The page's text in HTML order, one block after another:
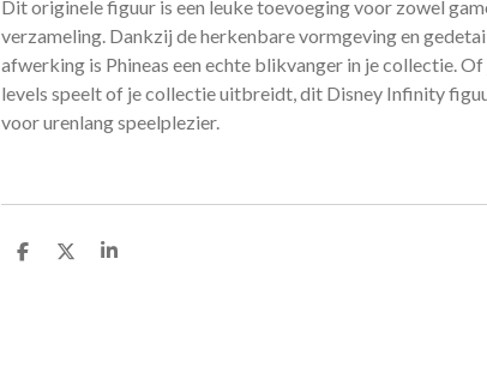
Dit originele figuur is een leuke toevoeging voor zowel
verzameling. Dankzij de herkenbare vormgeving en
afwerking is Phineas een echte blikvanger in je collectie. Of
levels speelt of je collectie uitbreidt, dit Disney Infinity
voor urenlang speelplezier.
D
D
S